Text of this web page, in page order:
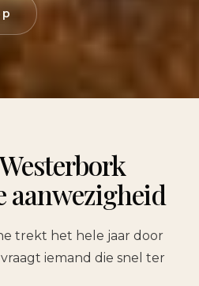
aanwezigheid
trekt het hele jaar door
iemand die snel ter